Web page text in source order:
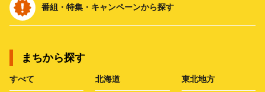
番組・特集・キャンペーンから探す
まちから探す
すべて 北海道 東北地方